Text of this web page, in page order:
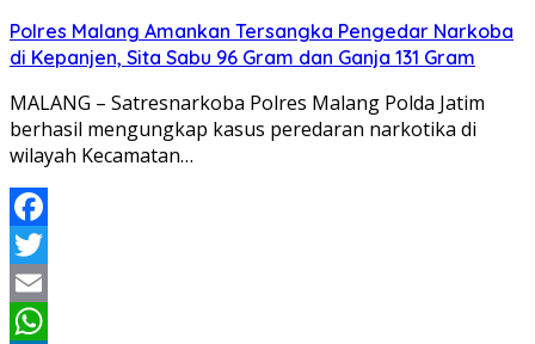
Polres Malang Amankan Tersangka Pengedar Narkoba
di Kepanjen, Sita Sabu 96 Gram dan Ganja 131 Gram
MALANG – Satresnarkoba Polres Malang Polda Jatim
berhasil mengungkap kasus peredaran narkotika di
wilayah Kecamatan…
Facebook
Twitter
Email